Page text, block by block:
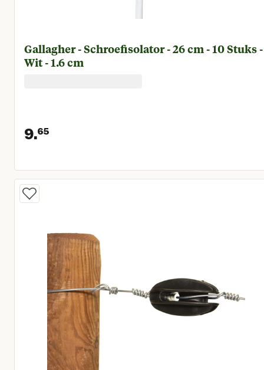
Gallagher - Schroefisolator - 26 cm - 10 Stuks -
Wit - 1.6 cm
9.65
Huidige prijs € 9,65